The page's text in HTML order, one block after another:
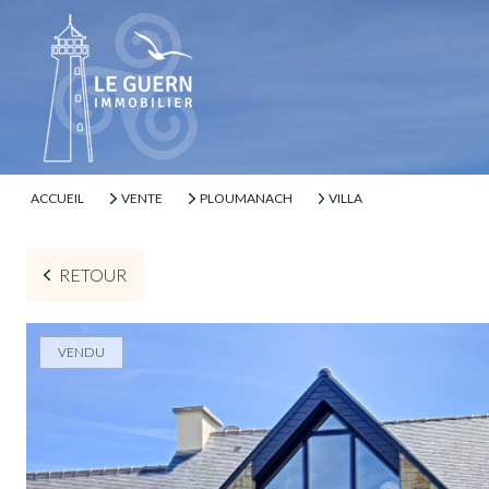
ACCUEIL VENTE PLOUMANACH VILLA
RETOUR
VENDU